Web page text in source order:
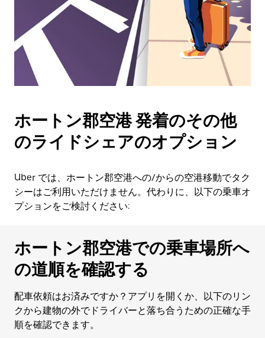
選
択
ボ
タ
ン
レ
ン
ダ
閉
じ
ま
す。
ホートン郡空港 発着のその他
のライドシェアのオプション
Uber では、ホートン郡空港への/からの空港移動でタク
シーはご利用いただけません。代わりに、以下の乗車オ
プションをご検討ください:
ホートン郡空港での乗車場所へ
の道順を確認する
配車依頼はお済みですか？アプリを開くか、以下のリン
クから建物の外でドライバーと落ち合うための正確な手
順を確認できます。